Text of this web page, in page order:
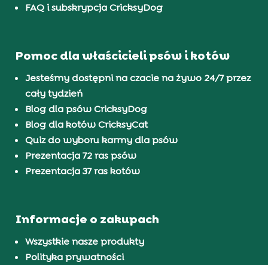
FAQ i subskrypcja CricksyDog
Pomoc dla właścicieli psów i kotów
Jesteśmy dostępni na czacie na żywo 24/7 przez
cały tydzień
Blog dla psów CricksyDog
Blog dla kotów CricksyCat
Quiz do wyboru karmy dla psów
Prezentacja 72 ras psów
Prezentacja 37 ras kotów
Informacje o zakupach
Wszystkie nasze produkty
Polityka prywatności